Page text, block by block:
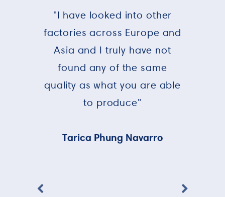
"I have looked into other
factories across Europe and
Asia and I truly have not
found any of the same
quality as what you are able
to produce"
Tarica Phung Navarro